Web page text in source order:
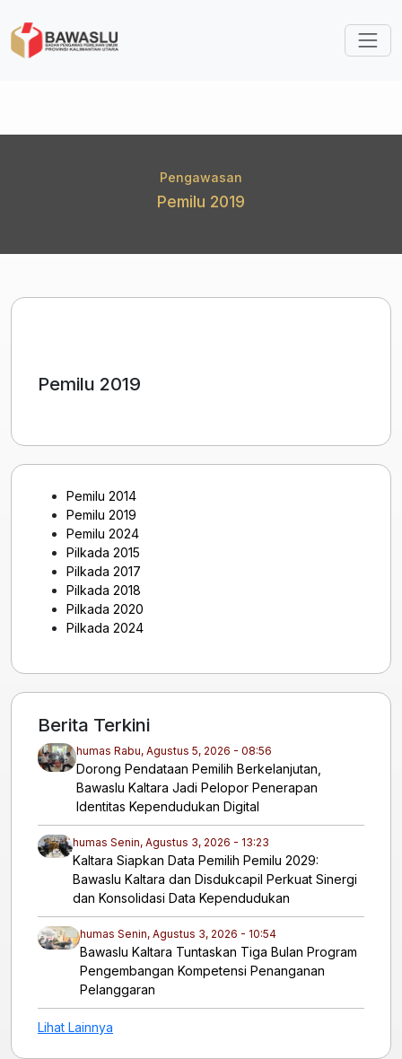
Pengawasan
Pemilu 2019
Pemilu 2019
Pemilu 2014
Pemilu 2019
Pemilu 2024
Pilkada 2015
Pilkada 2017
Pilkada 2018
Pilkada 2020
Pilkada 2024
Berita Terkini
humas Rabu, Agustus 5, 2026 - 08:56
Dorong Pendataan Pemilih Berkelanjutan,
Bawaslu Kaltara Jadi Pelopor Penerapan
Identitas Kependudukan Digital
humas Senin, Agustus 3, 2026 - 13:23
Kaltara Siapkan Data Pemilih Pemilu 2029:
Bawaslu Kaltara dan Disdukcapil Perkuat Sinergi
dan Konsolidasi Data Kependudukan
humas Senin, Agustus 3, 2026 - 10:54
Bawaslu Kaltara Tuntaskan Tiga Bulan Program
Pengembangan Kompetensi Penanganan
Pelanggaran
Lihat Lainnya